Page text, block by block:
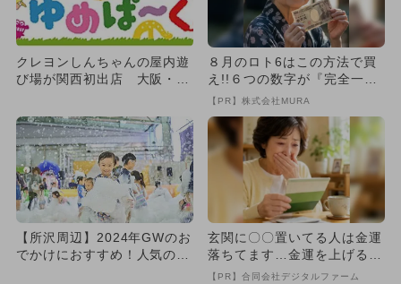
クレヨンしんちゃんの屋内遊
び場が関西初出店 大阪・く
８月のロト6はこの方法で買
え!!６つの数字が『完全一
致』する方法
【PR】株式会社MURA
【所沢周辺】2024年GWのお
でかけにおすすめ！人気のス
玄関に〇〇置いてる人は金運
落ちてます…金運を上げる方
法とは
【PR】合同会社デジタルファーム